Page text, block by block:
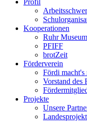
Profil
Kooperationen
Ruhr Museum
PFIFF
brotZeit
Förderverein
Fördi macht's
Vorstand des
Projekte
Unsere